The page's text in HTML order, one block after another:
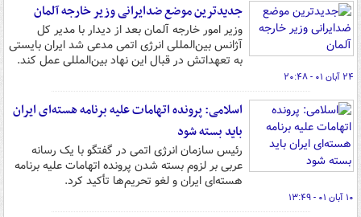
جدیدترین موضع ضدایرانی وزیر خارجه آلمان
وزیر امور خارجه آلمان بعد از دیدار با مدیر کل
آژانس بین‌المللی انرژی اتمی مدعی شد ایران بایستی
به تعهداتش در قبال این نهاد بین‌المللی عمل کند.
۲۴ آبان ۰۱ - ۲۰:۴۸
اسلامی: پرونده اتهامات علیه برنامه هسته‌ای ایران
باید بسته شود
رئیس سازمان انرژی اتمی در گفتگو با یک رسانه
عربی بر لزوم بسته شدن پرونده اتهامات علیه برنامه
هسته‌ای ایران و لغو تحریم‌ها تأکید کرد.
۱۰ آبان ۰۱ - ۱۳:۴۹